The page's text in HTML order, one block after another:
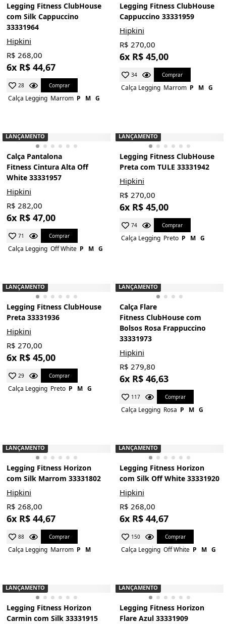
Legging Fitness ClubHouse
com Silk Cappuccino
33331964
Hipkini
R$ 268,00
6x R$ 44,67
28 Comprar
Calça Legging Marrom P M G
Legging Fitness ClubHouse
Cappuccino 33331959
Hipkini
R$ 270,00
6x R$ 45,00
34 Comprar
Calça Legging Marrom P M G
LANÇAMENTO
Calça Pantalona
Fitness Cintura Alta Off
White 33331957
Hipkini
R$ 282,00
6x R$ 47,00
71 Comprar
Calça Legging Off White P M G
LANÇAMENTO
Legging Fitness ClubHouse
Preta com TULE 33331942
Hipkini
R$ 270,00
6x R$ 45,00
74 Comprar
Calça Legging Preto P M G
LANÇAMENTO
Legging Fitness ClubHouse
Preta 33331936
Hipkini
R$ 270,00
6x R$ 45,00
29 Comprar
Calça Legging Preto P M G
LANÇAMENTO
Calça Flare
Fitness ClubHouse com
Bolsos Rosa Frappuccino
33331973
Hipkini
R$ 279,80
6x R$ 46,63
117 Comprar
Calça Legging Rosa P M G
LANÇAMENTO
Legging Fitness Horizon
com Silk Marrom 33331802
Hipkini
R$ 268,00
6x R$ 44,67
88 Comprar
Calça Legging Marrom P M
LANÇAMENTO
Legging Fitness Horizon
com Silk Off White 33331920
Hipkini
R$ 268,00
6x R$ 44,67
150 Comprar
Calça Legging Off White P M G
LANÇAMENTO
Legging Fitness Horizon
Carmin com Silk 33331915
LANÇAMENTO
Legging Fitness Horizon
Flare Azul 33331909